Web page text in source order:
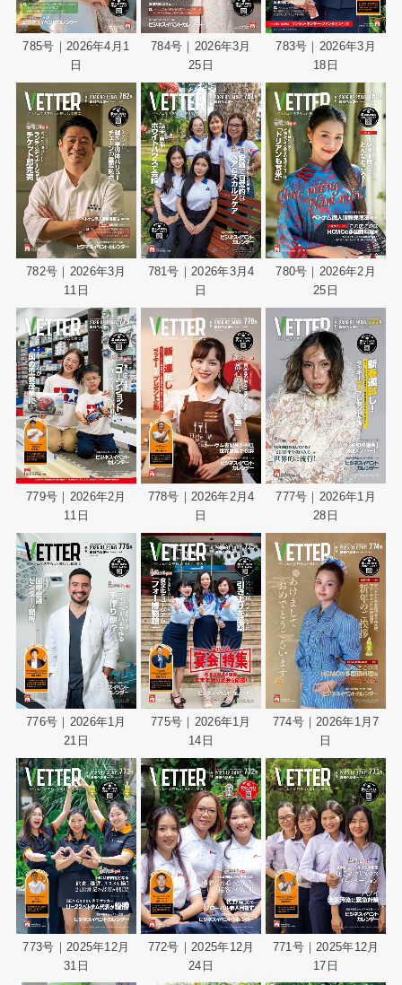
785号｜2026年4月1
日
784号｜2026年3月
25日
783号｜2026年3月
18日
782号｜2026年3月
11日
781号｜2026年3月4
日
780号｜2026年2月
25日
779号｜2026年2月
11日
778号｜2026年2月4
日
777号｜2026年1月
28日
776号｜2026年1月
21日
775号｜2026年1月
14日
774号｜2026年1月7
日
773号｜2025年12月
31日
772号｜2025年12月
24日
771号｜2025年12月
17日